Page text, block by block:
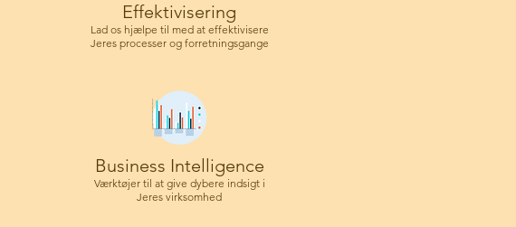
Effektivisering
Lad os hjælpe til med at effektivisere
Jeres processer og forretningsgange
Business Intelligence
Værktøjer til at give dybere indsigt i
Jeres virksomhed